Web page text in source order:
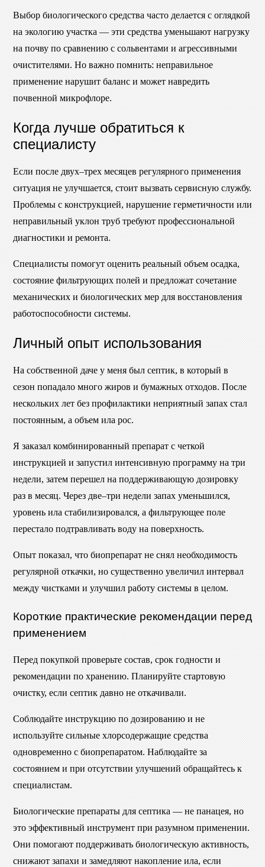
Выбор биологического средства часто делается с оглядкой
на экологию участка — эти средства уменьшают нагрузку
на почву по сравнению с сольвентами и агрессивными
очистителями. Но важно помнить: неправильное
применение нарушит баланс и может навредить
почвенной микрофлоре.
Когда лучше обратиться к
специалисту
Если после двух–трех месяцев регулярного применения
ситуация не улучшается, стоит вызвать сервисную службу.
Проблемы с конструкцией, нарушение герметичности или
неправильный уклон труб требуют профессиональной
диагностики и ремонта.
Специалисты помогут оценить реальный объем осадка,
состояние фильтрующих полей и предложат сочетание
механических и биологических мер для восстановления
работоспособности системы.
Личный опыт использования
На собственной даче у меня был септик, в который в
сезон попадало много жиров и бумажных отходов. После
нескольких лет без профилактики неприятный запах стал
постоянным, а объем ила рос.
Я заказал комбинированный препарат с четкой
инструкцией и запустил интенсивную программу на три
недели, затем перешел на поддерживающую дозировку
раз в месяц. Через две–три недели запах уменьшился,
уровень ила стабилизировался, а фильтрующее поле
перестало подтравливать воду на поверхность.
Опыт показал, что биопрепарат не снял необходимость
регулярной откачки, но существенно увеличил интервал
между чистками и улучшил работу системы в целом.
Короткие практические рекомендации перед
применением
Перед покупкой проверьте состав, срок годности и
рекомендации по хранению. Планируйте стартовую
очистку, если септик давно не откачивали.
Соблюдайте инструкцию по дозированию и не
используйте сильные хлорсодержащие средства
одновременно с биопрепаратом. Наблюдайте за
состоянием и при отсутствии улучшений обращайтесь к
специалистам.
Биологические препараты для септика — не панацея, но
это эффективный инструмент при разумном применении.
Они помогают поддерживать биологическую активность,
снижают запахи и замедляют накопление ила, если